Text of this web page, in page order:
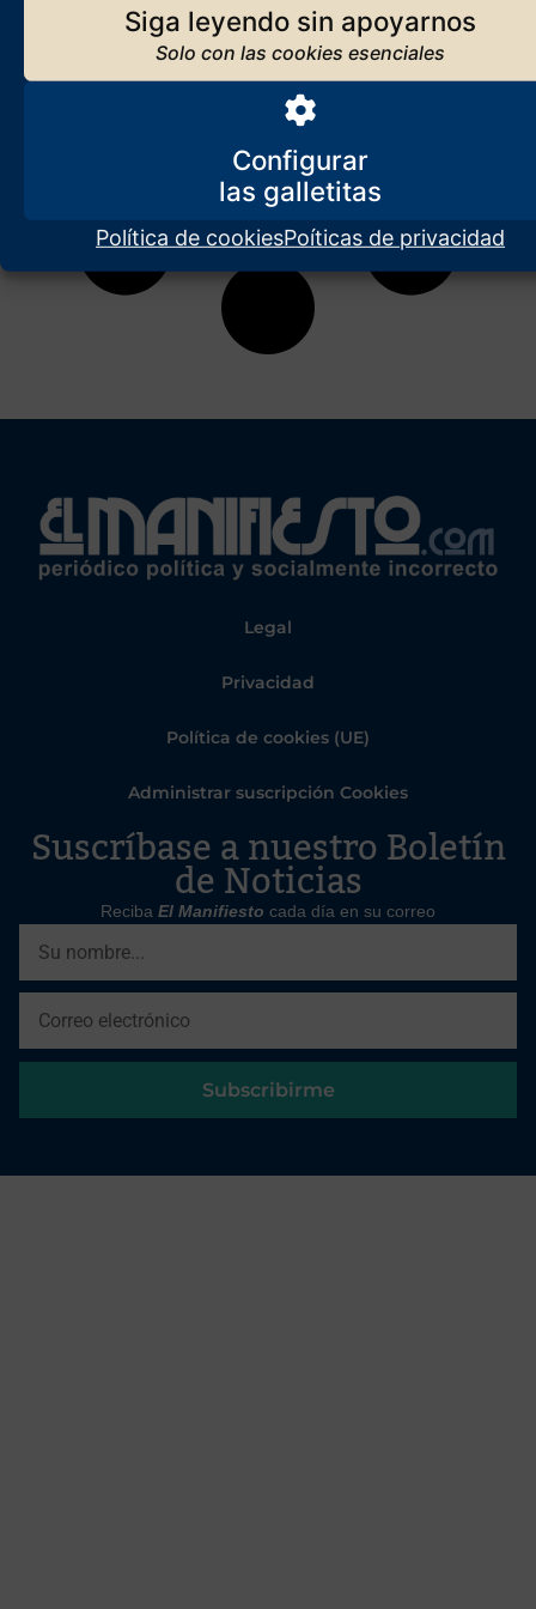
Siga leyendo sin apoyarnos
Configurar
Política de cookiesPoíticas de privacidad
Legal
Privacidad
Política de cookies (UE)
Administrar suscripción Cookies
Suscríbase a nuestro Boletín
de Noticias
Reciba El Manifiesto cada día en su correo
Subscribirme